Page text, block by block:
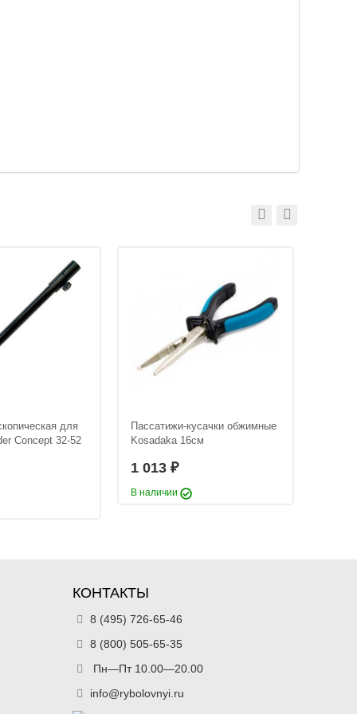
для
Concept 32-52
Пассатижи-кусачки обжимные
Kosadaka 16см
1 013 ₽
В наличии
КОНТАКТЫ
8 (495) 726-65-46
8 (800) 505-65-35
Пн—Пт 10.00—20.00
info@rybolovnyi.ru